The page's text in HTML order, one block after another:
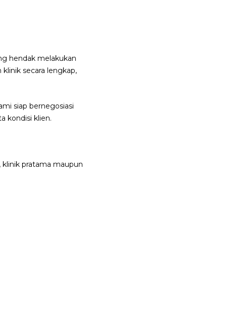
hendak melakukan
secara lengkap,
siap bernegosiasi
kondisi klien.
pratama maupun